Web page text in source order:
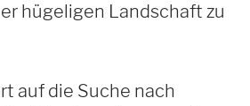
hügeligen Landschaft zu
auf die Suche nach